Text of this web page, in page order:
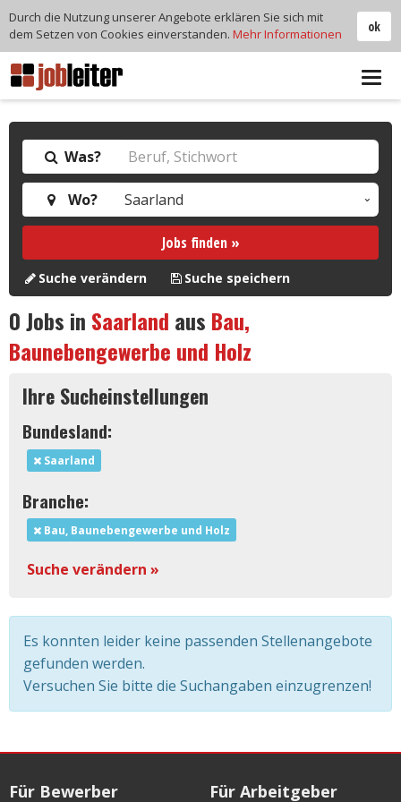
Was?
Wo?
Jobs finden »
Suche verändern Suche speichern
0Jobs in Saarland aus Bau,
Baunebengewerbe und Holz
Ihre Sucheinstellungen
Bundesland:
Saarland
Branche:
Bau, Baunebengewerbe und Holz
Suche verändern »
Es konnten leider keine passenden Stellenangebote
gefunden werden.
Versuchen Sie bitte die Suchangaben einzugrenzen!
Für Bewerber Für Arbeitgeber
ok
Durch die Nutzung unserer Angebote erklären Sie sich mit
dem Setzen von Cookies einverstanden. Mehr Informationen